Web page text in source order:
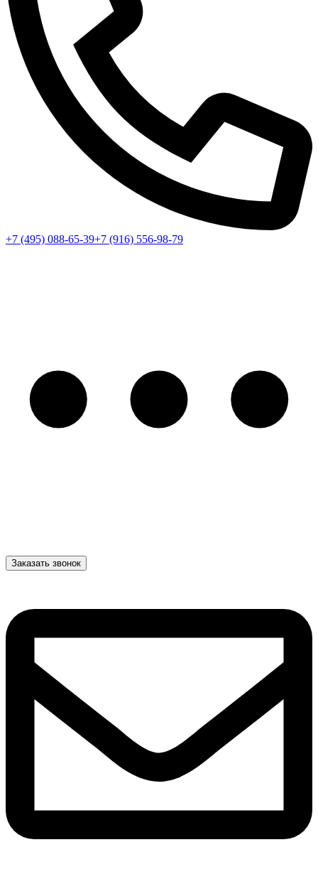
+7 (495) 088-65-39+7 (916) 556-98-79
Заказать звонок